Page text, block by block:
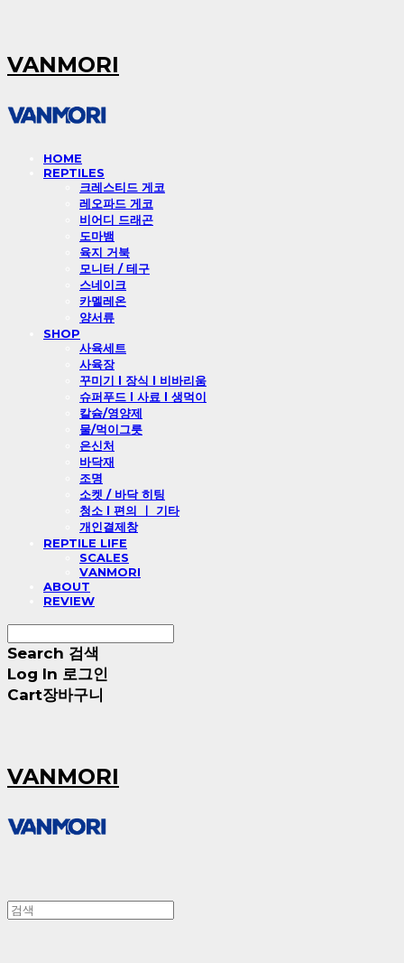
VANMORI
HOME
REPTILES
크레스티드 게코
레오파드 게코
비어디 드래곤
도마뱀
육지 거북
모니터 / 테구
스네이크
카멜레온
양서류
SHOP
사육세트
사육장
꾸미기 l 장식 l 비바리움
슈퍼푸드 l 사료 l 생먹이
칼슘/영양제
물/먹이그릇
은신처
바닥재
조명
소켓 / 바닥 히팅
청소 l 편의 ㅣ 기타
개인결제창
REPTILE LIFE
SCALES
VANMORI
ABOUT
REVIEW
Search 검색
Log In 로그인
Cart장바구니
VANMORI